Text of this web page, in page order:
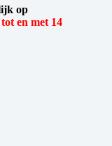
op
en met 14